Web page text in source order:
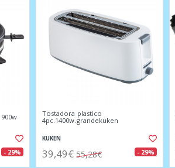
- 29%
Tostadora plastico
4pc.1400w.grandekuken
KUKEN
39,49€ 55,28€ - 29%